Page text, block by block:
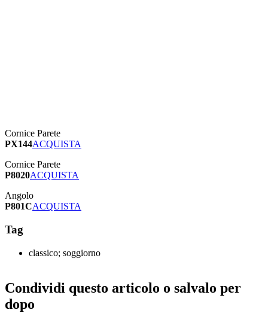
Cornice Parete
PX144ACQUISTA
Cornice Parete
P8020ACQUISTA
Angolo
P801CACQUISTA
Tag
classico; soggiorno
Condividi questo articolo o salvalo per
dopo